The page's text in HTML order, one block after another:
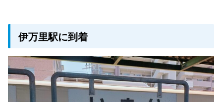
伊万里駅に到着